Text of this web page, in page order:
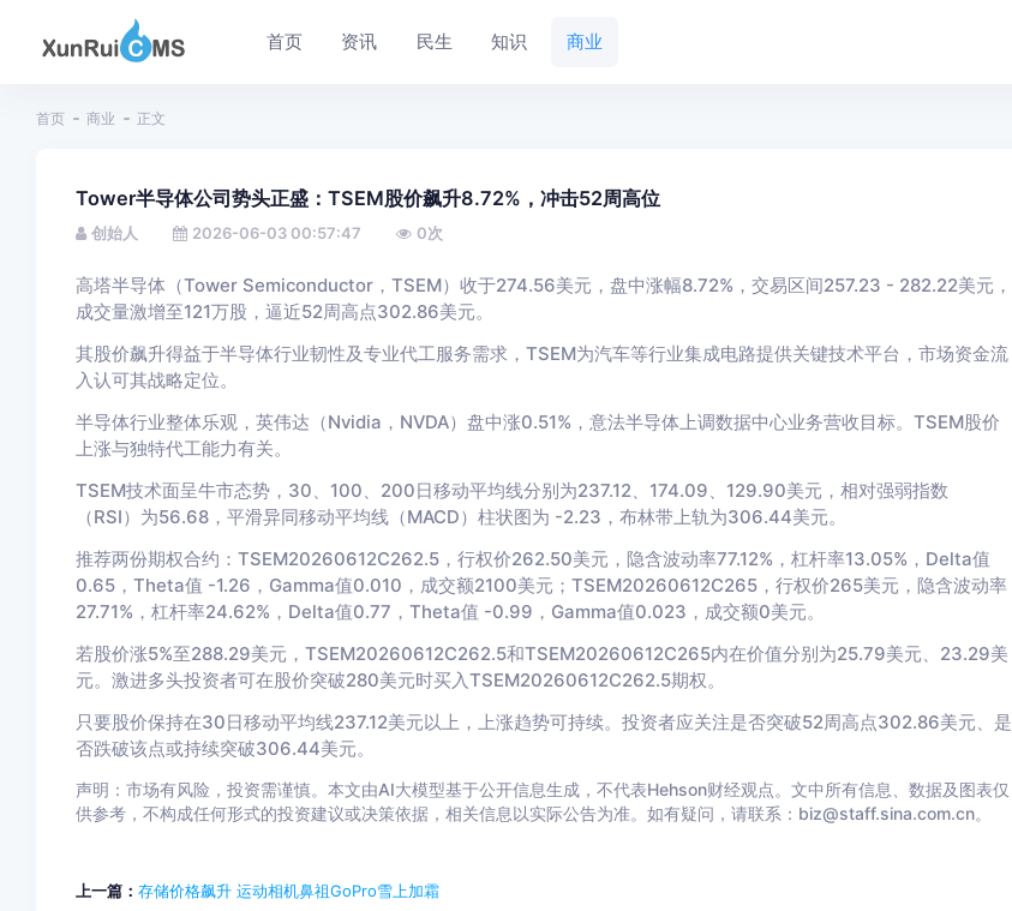
首页 资讯 民生 知识 商业
首页 商业 正文
Tower半导体公司势头正盛：TSEM股价飙升8.72%，冲击52周高位
创始人 2026-06-03 00:57:47 0次
高塔半导体（Tower Semiconductor，TSEM）收于274.56美元，盘中涨幅8.72%，交易区间257.23 - 282.22美元，
成交量激增至121万股，逼近52周高点302.86美元。
其股价飙升得益于半导体行业韧性及专业代工服务需求，TSEM为汽车等行业集成电路提供关键技术平台，市场资金流
入认可其战略定位。
半导体行业整体乐观，英伟达（Nvidia，NVDA）盘中涨0.51%，意法半导体上调数据中心业务营收目标。TSEM股价
上涨与独特代工能力有关。
TSEM技术面呈牛市态势，30、100、200日移动平均线分别为237.12、174.09、129.90美元，相对强弱指数
（RSI）为56.68，平滑异同移动平均线（MACD）柱状图为 -2.23，布林带上轨为306.44美元。
推荐两份期权合约：TSEM20260612C262.5，行权价262.50美元，隐含波动率77.12%，杠杆率13.05%，Delta值
0.65，Theta值 -1.26，Gamma值0.010，成交额2100美元；TSEM20260612C265，行权价265美元，隐含波动率
27.71%，杠杆率24.62%，Delta值0.77，Theta值 -0.99，Gamma值0.023，成交额0美元。
若股价涨5%至288.29美元，TSEM20260612C262.5和TSEM20260612C265内在价值分别为25.79美元、23.29美
元。激进多头投资者可在股价突破280美元时买入TSEM20260612C262.5期权。
只要股价保持在30日移动平均线237.12美元以上，上涨趋势可持续。投资者应关注是否突破52周高点302.86美元、是
否跌破该点或持续突破306.44美元。
声明：市场有风险，投资需谨慎。本文由AI大模型基于公开信息生成，不代表Hehson财经观点。文中所有信息、数据及图表仅
供参考，不构成任何形式的投资建议或决策依据，相关信息以实际公告为准。如有疑问，请联系：biz@staff.sina.com.cn。
上一篇： 存储价格飙升 运动相机鼻祖GoPro雪上加霜